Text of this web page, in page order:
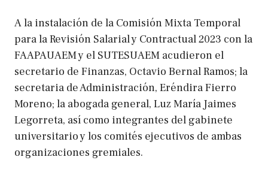
A la instalación de la Comisión Mixta Temporal
para la Revisión Salarial y Contractual 2023 con la
FAAPAUAEM y el SUTESUAEM acudieron el
secretario de Finanzas, Octavio Bernal Ramos; la
secretaria de Administración, Eréndira Fierro
Moreno; la abogada general, Luz María Jaimes
Legorreta, así como integrantes del gabinete
universitario y los comités ejecutivos de ambas
organizaciones gremiales.